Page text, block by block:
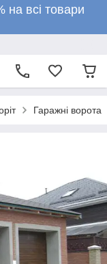
на всі товари
Гаражні ворота